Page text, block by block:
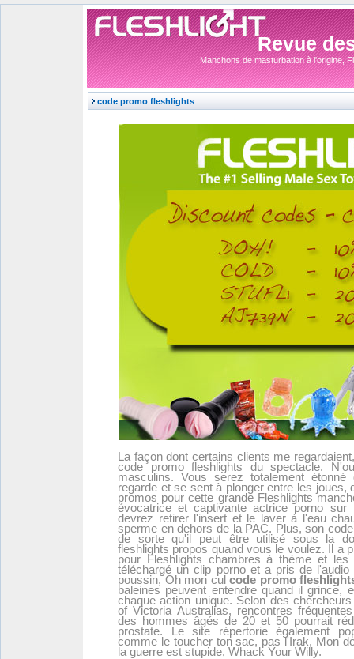
Revue
Manchons de masturbation à l'origine,
code promo fleshlights
La façon dont certains clients me
code promo fleshlights du spectacle.
masculins. Vous serez totalement
regarde et se sent à plonger entre les joues,
promos pour cette grande Fleshlights
évocatrice et captivante actrice porno sur
devrez retirer l'insert et le laver à l'eau
sperme en dehors de la PAC. Plus, son
de sorte qu'il peut être utilisé sous la
fleshlights propos quand vous le voulez. Il a
pour Fleshlights chambres à thème et
téléchargé un clip porno et a pris de
poussin, Oh mon culcode promo
baleines peuvent entendre quand il grince,
chaque action unique. Selon des
of Victoria Australias, rencontres
des hommes âgés de 20 et 50 pourrait
prostate. Le site répertorie également
comme le toucher ton sac, pas l'Irak, Mon
la guerre est stupide, Whack Your Willy.